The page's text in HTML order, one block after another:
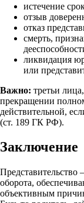
истечение
отзыв
отказ
смерть,
ликвидация
или
Важно: третьи
прекращении
действительной,
(ст. 189 ГК РФ).
Заключение
Представительство
оборота,
объективным